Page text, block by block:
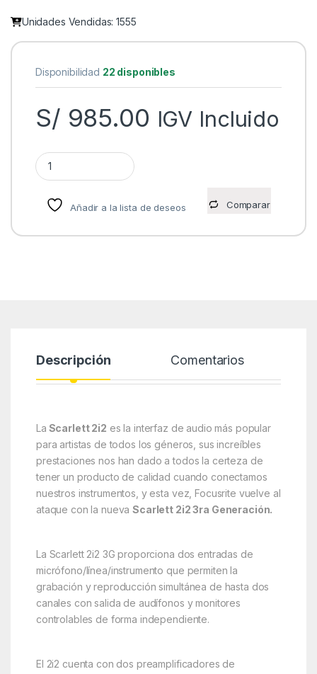
Unidades Vendidas: 1555
Disponibilidad 22 disponibles
S/ 985.00 IGV Incluido
INTERFAZ DE AUDIO USB FOCUSRITE SCARLETT 2I2 3
Añadir a la lista de deseos Comparar
Descripción Comentarios
La Scarlett 2i2 es la interfaz de audio más popular
para artistas de todos los géneros, sus increíbles
prestaciones nos han dado a todos la certeza de
tener un producto de calidad cuando conectamos
nuestros instrumentos, y esta vez, Focusrite vuelve al
ataque con la nuevaScarlett 2i2 3ra Generación.
La Scarlett 2i2 3G proporciona dos entradas de
micrófono/línea/instrumento que permiten la
grabación y reproducción simultánea de hasta dos
canales con salida de audífonos y monitores
controlables de forma independiente.
El 2i2 cuenta con dos preamplificadores de